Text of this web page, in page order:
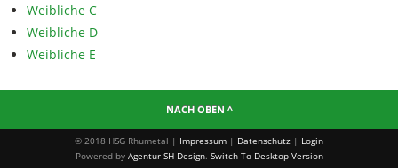
Weibliche C
Weibliche D
Weibliche E
NACH OBEN ^
© 2018 HSG Rhumetal | Impressum | Datenschutz | Login
Powered by Agentur SH Design. Switch To Desktop Version